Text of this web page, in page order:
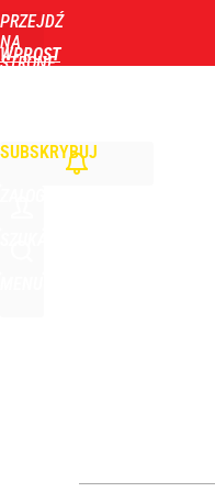
PRZEJDŹ
NA
STRONĘ
WPROST
SUBSKRYBUJ
dodaj